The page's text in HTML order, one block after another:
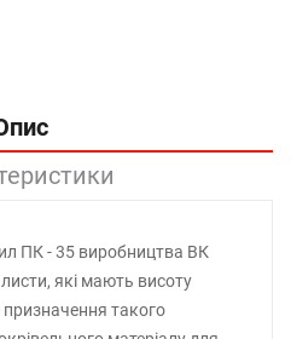
ПК - 35 виробництва ВК
які мають висоту
такого